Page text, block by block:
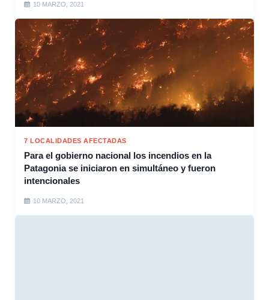
10 MARZO, 2021
7 LOCALIDADES AFECTADAS
Para el gobierno nacional los incendios en la
Patagonia se iniciaron en simultáneo y fueron
intencionales
10 MARZO, 2021